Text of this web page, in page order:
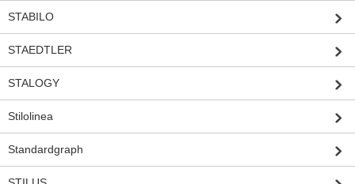
STABILO
STAEDTLER
STALOGY
Stilolinea
Standardgraph